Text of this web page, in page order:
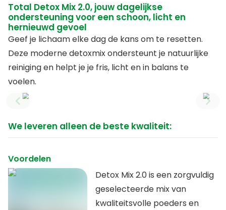
Total Detox Mix 2.0, jouw dagelijkse
ondersteuning voor een schoon, licht en
hernieuwd gevoel
Geef je lichaam elke dag de kans om te resetten.
Deze moderne detoxmix ondersteunt je natuurlijke
reiniging en helpt je je fris, licht en in balans te
voelen.
Previous slide
We leveren alleen de beste kwaliteit:
Voordelen
Detox Mix 2.0 is een zorgvuldig
geselecteerde mix van
kwaliteitsvolle poeders en